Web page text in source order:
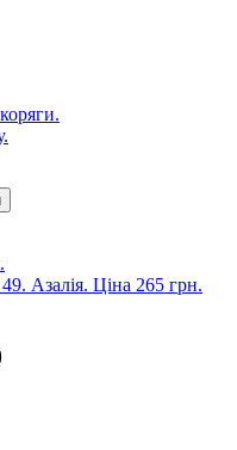
Азалія. Ціна 265 грн.